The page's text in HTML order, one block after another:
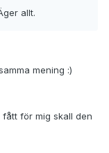
allt.
mening :)
för mig skall den